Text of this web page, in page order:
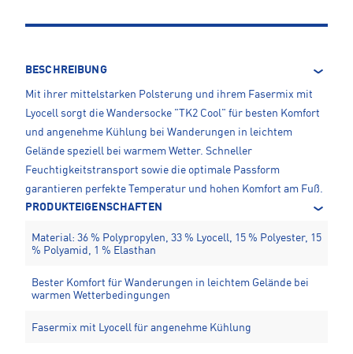
BESCHREIBUNG
Mit ihrer mittelstarken Polsterung und ihrem Fasermix mit
Lyocell sorgt die Wandersocke "TK2 Cool" für besten Komfort
und angenehme Kühlung bei Wanderungen in leichtem
Gelände speziell bei warmem Wetter. Schneller
Feuchtigkeitstransport sowie die optimale Passform
garantieren perfekte Temperatur und hohen Komfort am Fuß.
PRODUKTEIGENSCHAFTEN
Material: 36 % Polypropylen, 33 % Lyocell, 15 % Polyester, 15
% Polyamid, 1 % Elasthan
Bester Komfort für Wanderungen in leichtem Gelände bei
warmen Wetterbedingungen
Fasermix mit Lyocell für angenehme Kühlung